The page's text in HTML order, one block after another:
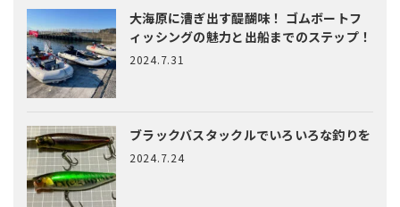
大海原に漕ぎ出す醍醐味！ ゴムボートフ
ィッシングの魅力と出船までのステップ！
2024.7.31
ブラックバスタックルでいろいろな釣りを
2024.7.24